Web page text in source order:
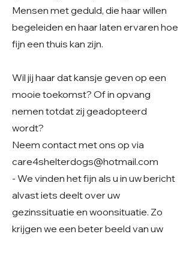
Mensen met geduld, die haar willen
begeleiden en haar laten ervaren hoe
fijn een thuis kan zijn.
Wil jij haar dat kansje geven op een
mooie toekomst? Of in opvang
nemen totdat zij geadopteerd
wordt?
Neem contact met ons op via
care4shelterdogs@hotmail.com
- We vinden het fijn als u in uw bericht
alvast iets deelt over uw
gezinssituatie en woonsituatie. Zo
krijgen we een beter beeld van uw